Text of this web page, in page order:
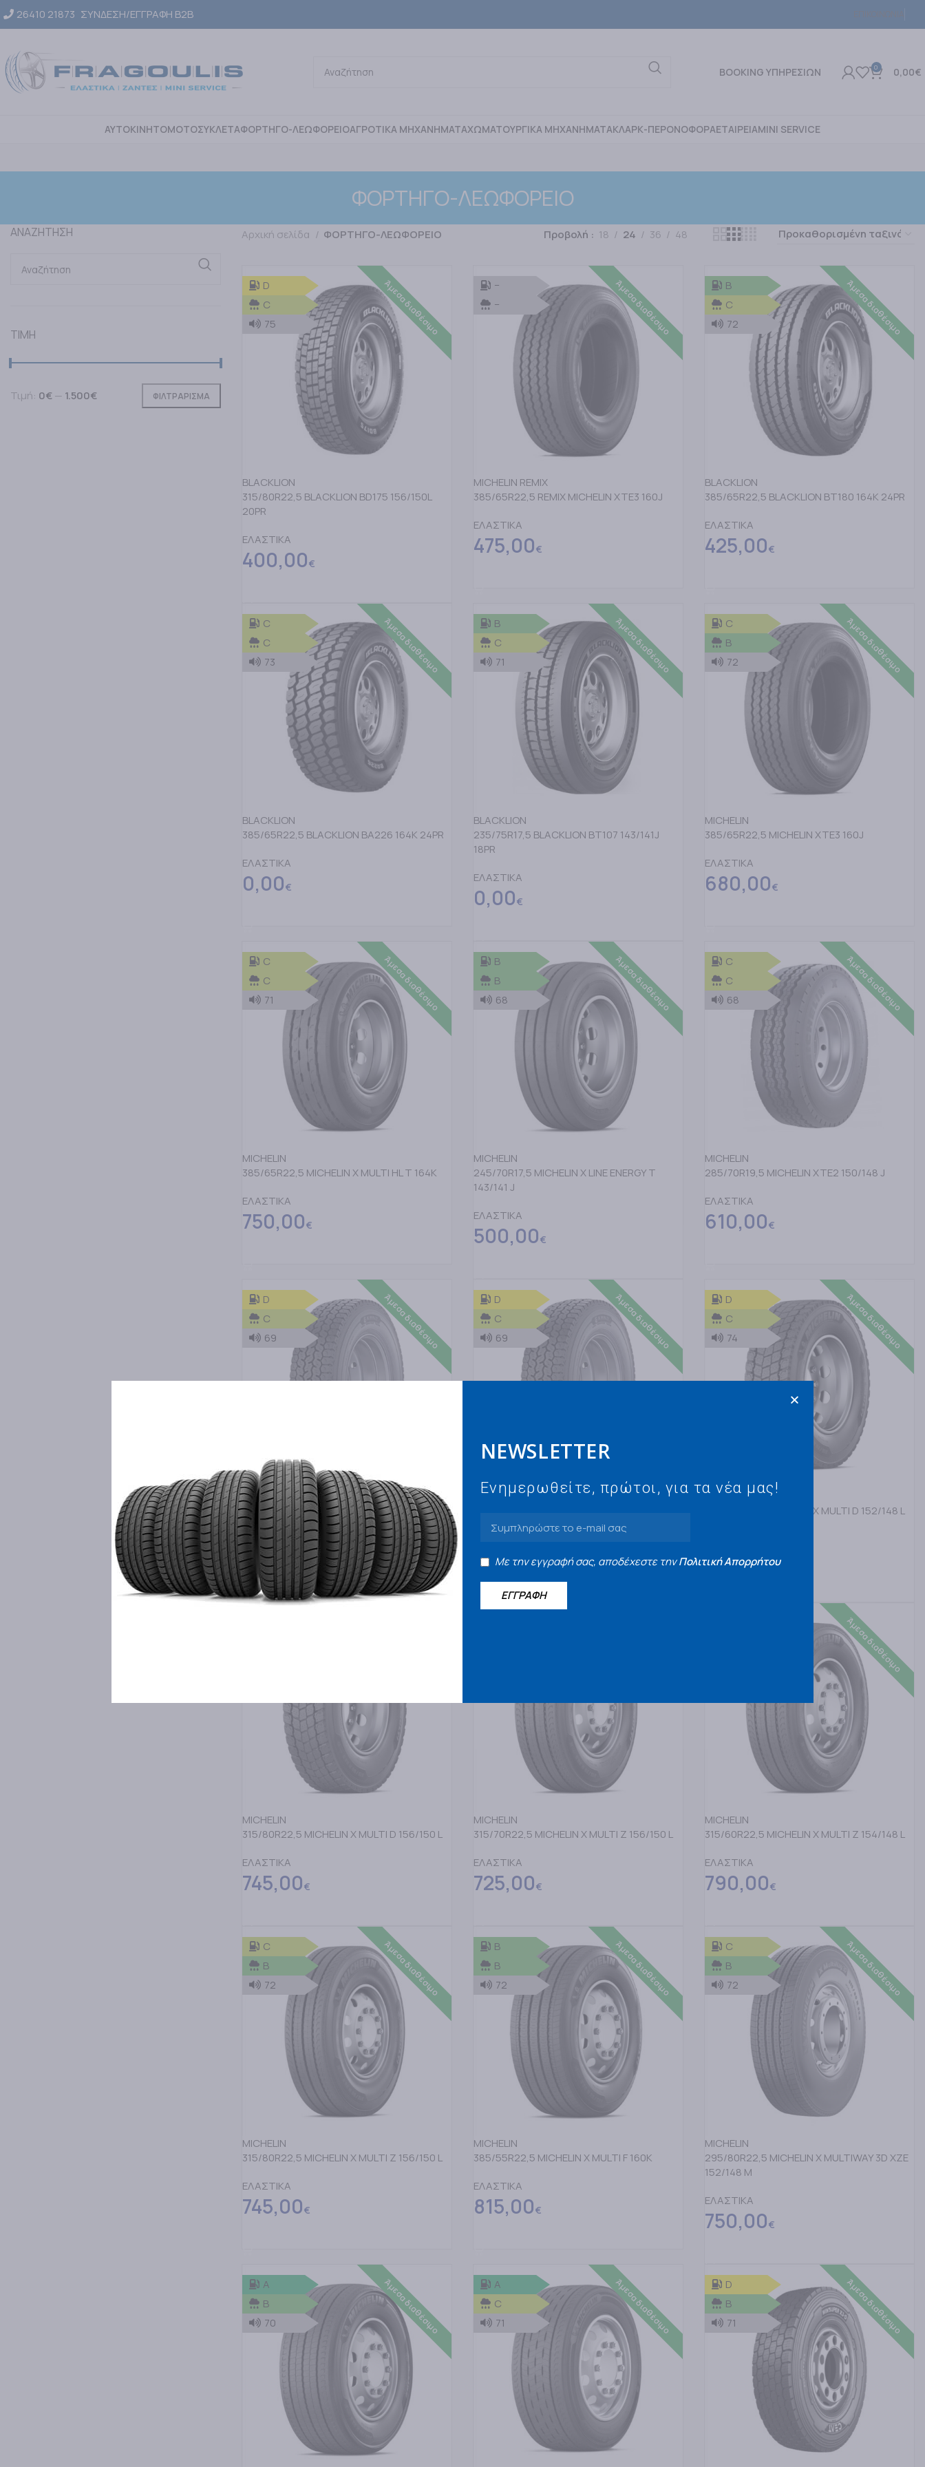
26410 21873 ΣΥΝΔΕΣΗ/ΕΓΓΡΑΦΗ Β2Β
BOOKING ΥΠΗΡΕΣΙΩΝ 0 0,00€
ΑΥΤΟΚΙΝΗΤΟΜΟΤΟΣΥΚΛΕΤΑΦΟΡΤΗΓΟ-ΛΕΩΦΟΡΕΙΟΑΓΡΟΤΙΚΑ ΜΗΧΑΝΗΜΑΤΑΧΩΜΑΤΟΥΡΓΙΚΑ ΜΗΧΑΝΗΜΑΤΑΚΛΑΡΚ-ΠΕΡΟΝΟΦΟΡΑΕΤΑΙΡΕΙΑMINI SERVICE
ΦΟΡΤΗΓΟ-ΛΕΩΦΟΡΕΙΟ
ΑΝΑΖΗΤΗΣΗ
TIMH
ΦΙΛΤΡΑΡΙΣΜΑ
Τιμή: 0€ — 1.500€
Αρχική σελίδα ΦΟΡΤΗΓΟ-ΛΕΩΦΟΡΕΙΟ Προβολή 18 24 36 48
Άμεσα διαθέσιμο
D
C
75
BLACKLION
315/80R22,5 BLACKLION BD175 156/150L
20PR
ΕΛΑΣΤΙΚΑ
400,00€
Άμεσα διαθέσιμο
−
−
MICHELIN REMIX
385/65R22,5 REMIX MICHELIN XTE3 160J
ΕΛΑΣΤΙΚΑ
475,00€
Άμεσα διαθέσιμο
B
C
72
BLACKLION
385/65R22,5 BLACKLION BT180 164K 24PR
ΕΛΑΣΤΙΚΑ
425,00€
Άμεσα διαθέσιμο
C
C
73
BLACKLION
385/65R22,5 BLACKLION BA226 164K 24PR
ΕΛΑΣΤΙΚΑ
0,00€
Άμεσα διαθέσιμο
B
C
71
BLACKLION
235/75R17,5 BLACKLION BT107 143/141J
18PR
ΕΛΑΣΤΙΚΑ
0,00€
Άμεσα διαθέσιμο
C
B
72
MICHELIN
385/65R22,5 MICHELIN XTE3 160J
ΕΛΑΣΤΙΚΑ
680,00€
Άμεσα διαθέσιμο
C
C
71
MICHELIN
385/65R22,5 MICHELIN X MULTI HL T 164K
ΕΛΑΣΤΙΚΑ
750,00€
Άμεσα διαθέσιμο
B
B
68
MICHELIN
245/70R17,5 MICHELIN X LINE ENERGY T
143/141 J
ΕΛΑΣΤΙΚΑ
500,00€
Άμεσα διαθέσιμο
C
C
68
MICHELIN
285/70R19,5 MICHELIN XTE2 150/148 J
ΕΛΑΣΤΙΚΑ
610,00€
Άμεσα διαθέσιμο
D
C
69
MICHELIN
235/75R17,5 MICHELIN X MULTI D 132/130 M
ΕΛΑΣΤΙΚΑ
437,50 €
ΠΡΟΣΘΗΚΗ ΣΤΟ ΚΑΛΑΘΙ
Άμεσα διαθέσιμο
D
C
69
MICHELIN
387,50€
Άμεσα διαθέσιμο
D
C
74
MICHELIN
315/60R22,5 MICHELIN X MULTI D 152/148 L
795,00€
MICHELIN
315/80R22,5 MICHELIN X MULTI D 156/150 L
ΕΛΑΣΤΙΚΑ
745,00€
MICHELIN
315/70R22,5 MICHELIN X MULTI Z 156/150 L
ΕΛΑΣΤΙΚΑ
725,00€
Άμεσα διαθέσιμο
MICHELIN
315/60R22,5 MICHELIN X MULTI Z 154/148 L
ΕΛΑΣΤΙΚΑ
790,00€
Άμεσα διαθέσιμο
C
B
72
MICHELIN
315/80R22,5 MICHELIN X MULTI Z 156/150 L
ΕΛΑΣΤΙΚΑ
745,00€
Άμεσα διαθέσιμο
B
B
72
MICHELIN
385/55R22,5 MICHELIN X MULTI F 160K
ΕΛΑΣΤΙΚΑ
815,00€
Άμεσα διαθέσιμο
C
B
72
MICHELIN
295/80R22,5 MICHELIN X MULTIWAY 3D XZE
152/148 M
ΕΛΑΣΤΙΚΑ
750,00€
Άμεσα διαθέσιμο
A
B
70
Άμεσα διαθέσιμο
A
C
71
Άμεσα διαθέσιμο
D
B
71
NEWSLETTER
Ενημερωθείτε, πρώτοι, για τα νέα μας!
Με την εγγραφή σας, αποδέχεστε τηνΠολιτική Απορρήτου
ΕΓΓΡΑΦΗ